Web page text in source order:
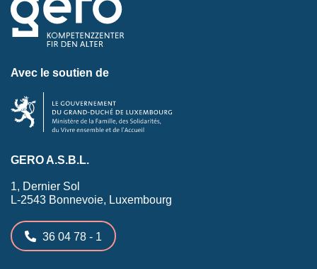
Avec le soutien de
GERO A.S.B.L.
1, Dernier Sol
L-2543 Bonnevoie, Luxembourg
36 04 78 - 1